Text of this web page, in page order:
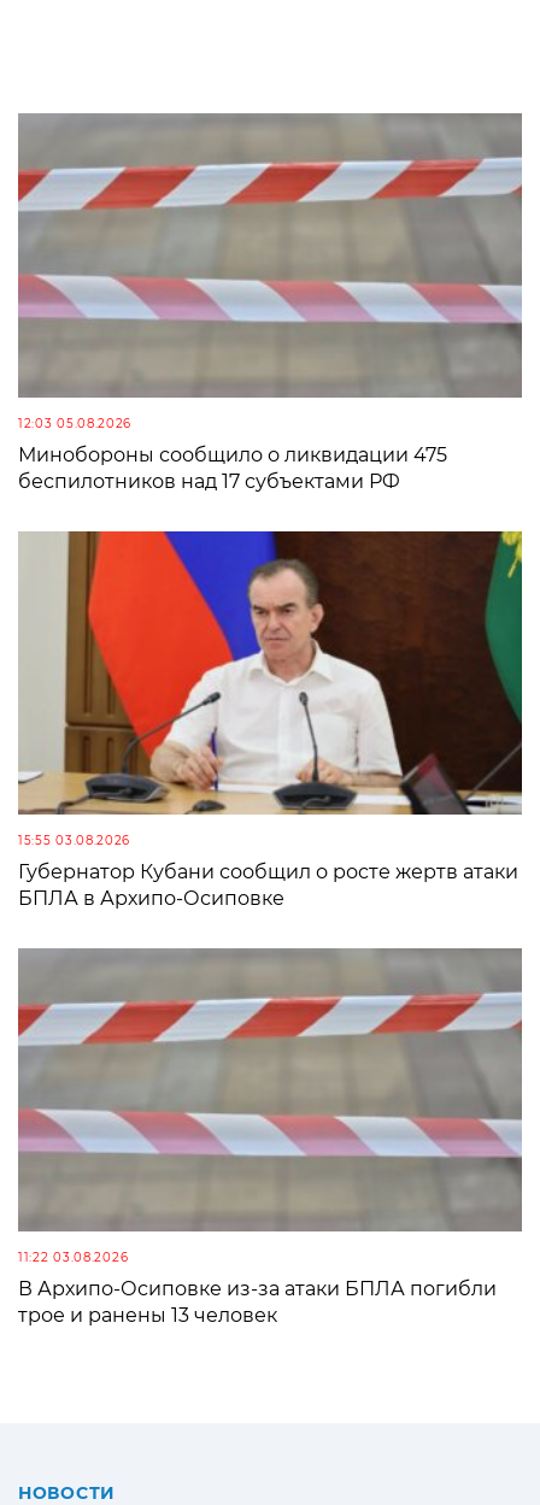
12:03 05.08.2026
Минобороны сообщило о ликвидации 475
беспилотников над 17 субъектами РФ
15:55 03.08.2026
Губернатор Кубани сообщил о росте жертв атаки
БПЛА в Архипо-Осиповке
11:22 03.08.2026
В Архипо-Осиповке из-за атаки БПЛА погибли
трое и ранены 13 человек
НОВОСТИ